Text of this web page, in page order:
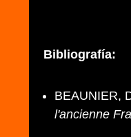
Bibliografía:
BEAUNIER,
l'ancienne